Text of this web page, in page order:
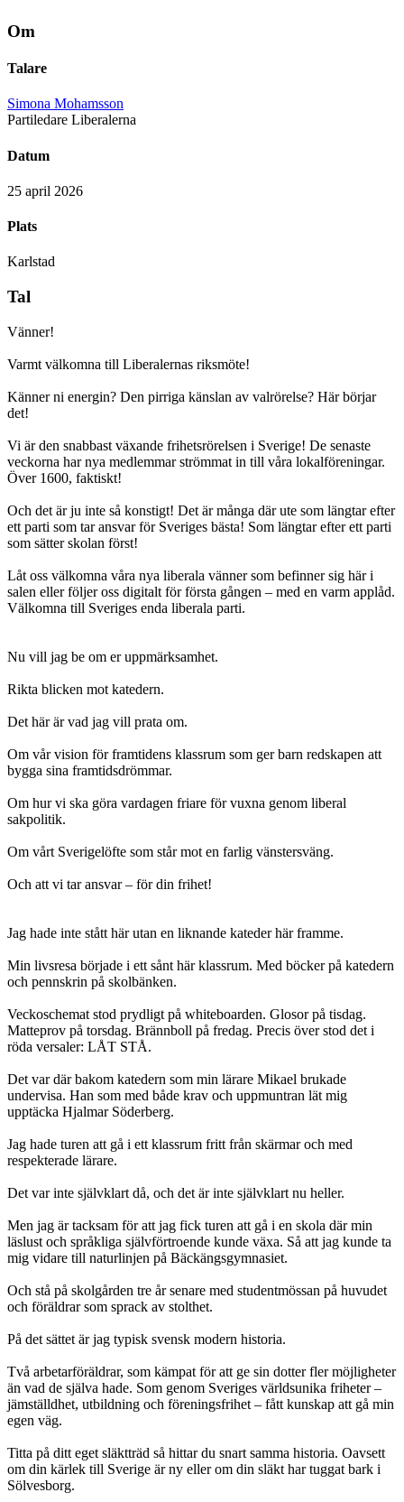
Om
Talare
Simona Mohamsson
Partiledare Liberalerna
Datum
25 april 2026
Plats
Karlstad
Tal
Vänner!
Varmt välkomna till Liberalernas riksmöte!
Känner ni energin? Den pirriga känslan av valrörelse? Här börjar
det!
Vi är den snabbast växande frihetsrörelsen i Sverige! De senaste
veckorna har nya medlemmar strömmat in till våra lokalföreningar.
Över 1600, faktiskt!
Och det är ju inte så konstigt! Det är många där ute som längtar efter
ett parti som tar ansvar för Sveriges bästa! Som längtar efter ett parti
som sätter skolan först!
Låt oss välkomna våra nya liberala vänner som befinner sig här i
salen eller följer oss digitalt för första gången – med en varm applåd.
Välkomna till Sveriges enda liberala parti.
Nu vill jag be om er uppmärksamhet.
Rikta blicken mot katedern.
Det här är vad jag vill prata om.
Om vår vision för framtidens klassrum som ger barn redskapen att
bygga sina framtidsdrömmar.
Om hur vi ska göra vardagen friare för vuxna genom liberal
sakpolitik.
Om vårt Sverigelöfte som står mot en farlig vänstersväng.
Och att vi tar ansvar – för din frihet!
Jag hade inte stått här utan en liknande kateder här framme.
Min livsresa började i ett sånt här klassrum. Med böcker på katedern
och pennskrin på skolbänken.
Veckoschemat stod prydligt på whiteboarden. Glosor på tisdag.
Matteprov på torsdag. Brännboll på fredag. Precis över stod det i
röda versaler: LÅT STÅ.
Det var där bakom katedern som min lärare Mikael brukade
undervisa. Han som med både krav och uppmuntran lät mig
upptäcka Hjalmar Söderberg.
Jag hade turen att gå i ett klassrum fritt från skärmar och med
respekterade lärare.
Det var inte självklart då, och det är inte självklart nu heller.
Men jag är tacksam för att jag fick turen att gå i en skola där min
läslust och språkliga självförtroende kunde växa. Så att jag kunde ta
mig vidare till naturlinjen på Bäckängsgymnasiet.
Och stå på skolgården tre år senare med studentmössan på huvudet
och föräldrar som sprack av stolthet.
På det sättet är jag typisk svensk modern historia.
Två arbetarföräldrar, som kämpat för att ge sin dotter fler möjligheter
än vad de själva hade. Som genom Sveriges världsunika friheter –
jämställdhet, utbildning och föreningsfrihet – fått kunskap att gå min
egen väg.
Titta på ditt eget släktträd så hittar du snart samma historia. Oavsett
om din kärlek till Sverige är ny eller om din släkt har tuggat bark i
Sölvesborg.